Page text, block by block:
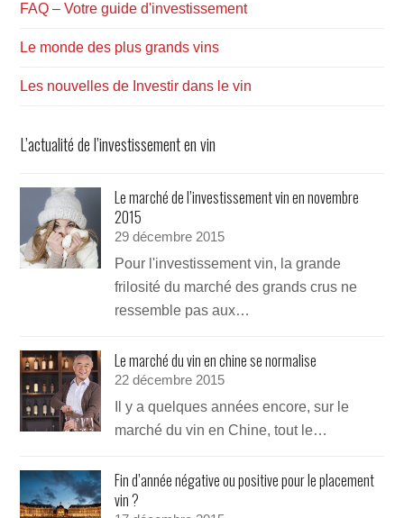
FAQ – Votre guide d'investissement
Le monde des plus grands vins
Les nouvelles de Investir dans le vin
L’actualité de l’investissement en vin
Le marché de l’investissement vin en novembre
2015
29 décembre 2015
Pour l'investissement vin, la grande
frilosité du marché des grands crus ne
ressemble pas aux…
Le marché du vin en chine se normalise
22 décembre 2015
Il y a quelques années encore, sur le
marché du vin en Chine, tout le…
Fin d’année négative ou positive pour le placement
vin ?